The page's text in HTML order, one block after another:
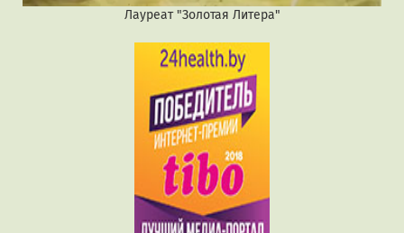
Лауреат "Золотая Литера"